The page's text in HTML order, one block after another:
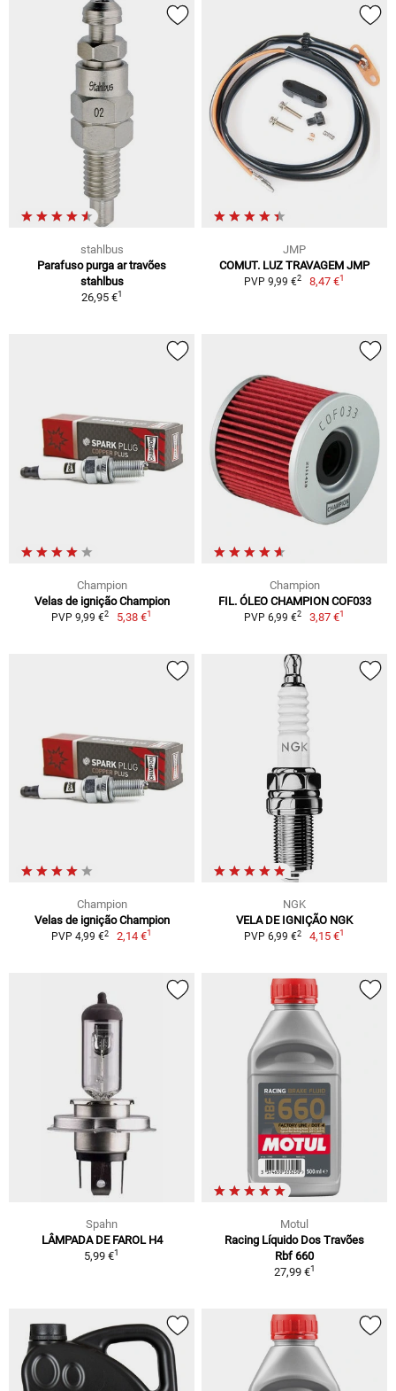
stahlbus
Parafuso purga ar travões
stahlbus
26,95 €1
JMP
COMUT. LUZ TRAVAGEM JMP
PVP 9,99 €2 8,47 €1
Champion
Velas de ignição Champion
PVP 9,99 €2 5,38 €1
Champion
FIL. ÓLEO CHAMPION COF033
PVP 6,99 €2 3,87 €1
Champion
Velas de ignição Champion
PVP 4,99 €2 2,14 €1
NGK
VELA DE IGNIÇÃO NGK
PVP 6,99 €2 4,15 €1
Spahn
LÂMPADA DE FAROL H4
5,99 €1
Motul
Racing Líquido Dos Travões
Rbf 660
27,99 €1